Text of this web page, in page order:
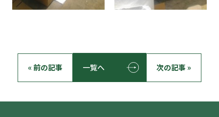
« 前の記事 一覧へ 次の記事 »